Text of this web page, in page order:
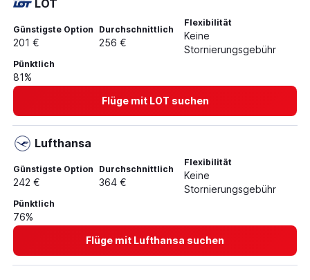
LOT
Günstigste Option
201 €
Durchschnittlich
256 €
Flexibilität
Keine
Stornierungsgebühr
Pünktlich
81%
Flüge mit LOT suchen
Lufthansa
Günstigste Option
242 €
Durchschnittlich
364 €
Flexibilität
Keine
Stornierungsgebühr
Pünktlich
76%
Flüge mit Lufthansa suchen